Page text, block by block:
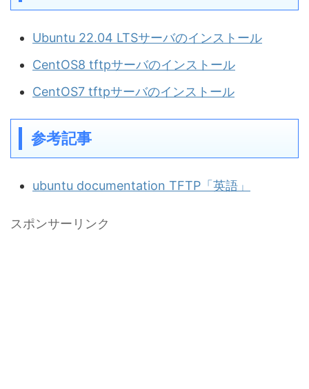
Ubuntu 22.04 LTSサーバのインストール
CentOS8 tftpサーバのインストール
CentOS7 tftpサーバのインストール
参考記事
ubuntu documentation TFTP「英語」
スポンサーリンク